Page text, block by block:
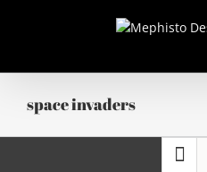
space invaders